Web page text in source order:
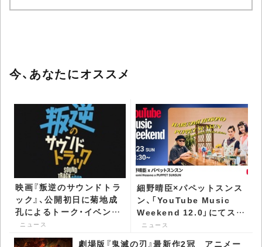
今、あなたにオススメ
映画『叛逆のサウンドトラ
ック』、公開初日に菊地成
孔によるトーク・イベント
が決定 菊地「本作を100
回見た！！」 - CDJournal
ニュース
細野晴臣×パペットスンス
ン、「YouTube Music
Weekend 12.0」にてスペ
シャルトークが実現 -
ニュース
劇場版『鬼滅の刃』最新作2冠 アニメー